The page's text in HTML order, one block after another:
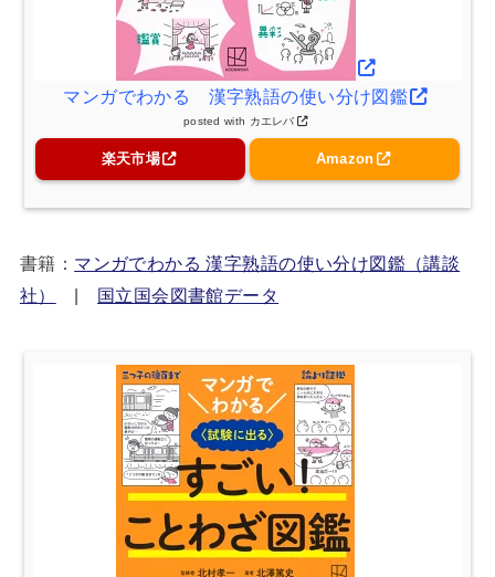
マンガでわかる 漢字熟語の使い分け図鑑
posted with カエレバ
楽天市場 Amazon
書籍： マンガでわかる 漢字熟語の使い分け図鑑（講談
社）
| 国立国会図書館データ